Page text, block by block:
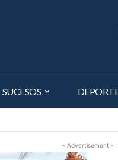
SUCESOS
- Advertisement -